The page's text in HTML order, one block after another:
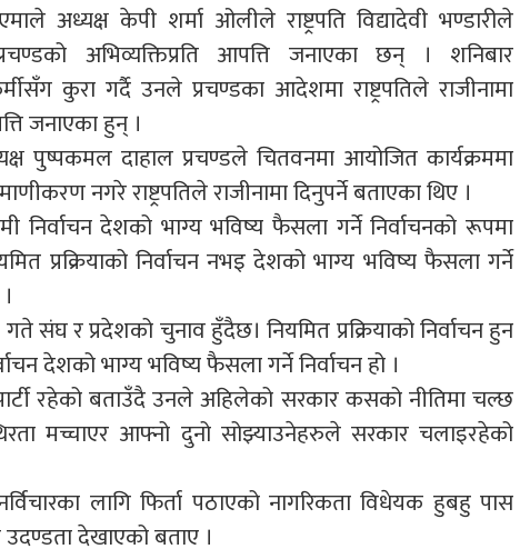
अध्यक्ष केपी शर्मा ओलीले राष्ट्रपति विद्यादेवी भण्डारीले
अभिव्यक्तिप्रति आपत्ति जनाएका छन् । शनिबार
कुरा गर्दै उनले प्रचण्डका आदेशमा राष्ट्रपतिले राजीनामा
जनाएका हुन् ।
पुष्पकमल दाहाल प्रचण्डले चितवनमा आयोजित कार्यक्रममा
नगरे राष्ट्रपतिले राजीनामा दिनुपर्ने बताएका थिए ।
देशको भाग्य भविष्य फैसला गर्ने निर्वाचनको रूपमा
प्रक्रियाको निर्वाचन नभइ देशको भाग्य भविष्य फैसला गर्ने
संघ र प्रदेशको चुनाव हुँदैछ। नियमित प्रक्रियाको निर्वाचन हुन
देशको भाग्य भविष्य फैसला गर्ने निर्वाचन हो ।
रहेको बताउँदै उनले अहिलेको सरकार कसको नीतिमा चल्छ
मच्चाएर आफ्नो दुनो सोझ्याउनेहरुले सरकार चलाइरहेको
लागि फिर्ता पठाएको नागरिकता विधेयक हुबहु पास
देखाएको बताए ।